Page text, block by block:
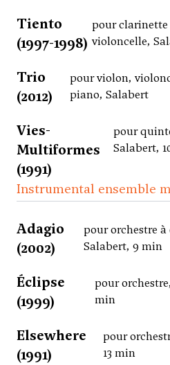
Tiento
(1997-1998)
pour clarinette
violoncelle,
Trio
(2012)
pour violon,
piano, Salabert
Vies-
Multiformes
(1991)
pour
Salabert,
Instrumental ensemble
Adagio
(2002)
pour orchestre à
Salabert, 9 min
Éclipse
(1999)
pour
min
Elsewhere
(1991)
pour
13 min